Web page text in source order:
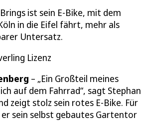
ist sein E-Bike, mit dem
in die Eifel fährt, mehr als
Untersatz.
Lizenz
– „Ein Großteil meines
auf dem Fahrrad“, sagt Stephan
zeigt stolz sein rotes E-Bike. Für
sein selbst gebautes Gartentor